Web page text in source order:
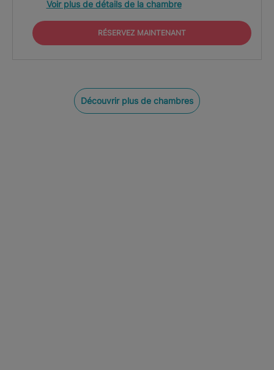
Voir plus de détails de la chambre
RÉSERVEZ MAINTENANT
Découvrir plus de chambres